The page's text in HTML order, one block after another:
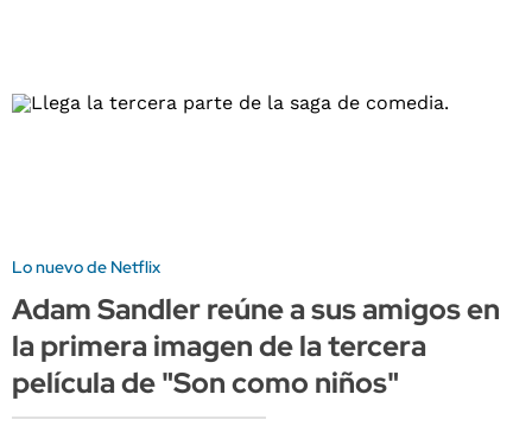
Lo nuevo de Netflix
Adam Sandler reúne a sus amigos en
la primera imagen de la tercera
película de "Son como niños"